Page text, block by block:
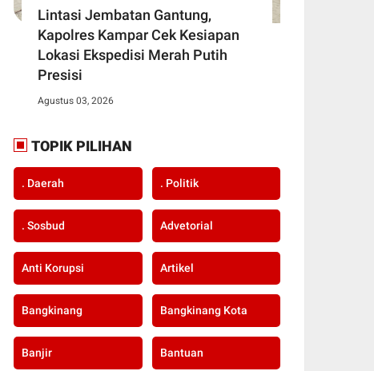
Lintasi Jembatan Gantung,
Kapolres Kampar Cek Kesiapan
Lokasi Ekspedisi Merah Putih
Presisi
Agustus 03, 2026
TOPIK PILIHAN
. Daerah . Politik
. Sosbud Advetorial
Anti Korupsi Artikel
Bangkinang Bangkinang Kota
Banjir Bantuan